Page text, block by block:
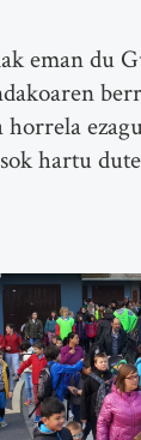
eman du
horrela
hartu